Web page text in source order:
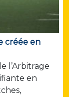
créée en
l’Arbitrage
en